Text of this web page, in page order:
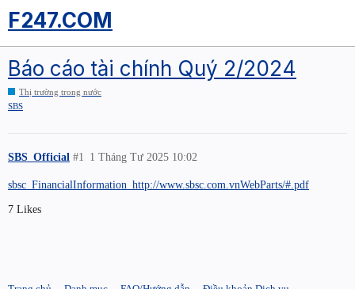
F247.COM
Báo cáo tài chính Quý 2/2024
Thị trường trong nước
SBS
SBS_Official 1 Tháng Tư 2025 10:02
#1
sbsc_FinancialInformation_http://www.sbsc.com.vnWebParts/#.pdf
7 Likes